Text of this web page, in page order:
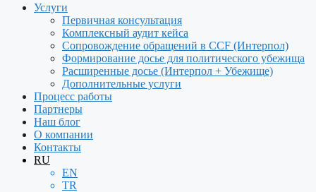
Услуги
Первичная консультация
Комплексный аудит кейса
Сопровождение обращений в CCF (Интерпол)
Формирование досье для политического убежища
Расширенные досье (Интерпол + Убежище)
Дополнительные услуги
Процесс работы
Партнеры
Наш блог
О компании
Контакты
RU
EN
TR